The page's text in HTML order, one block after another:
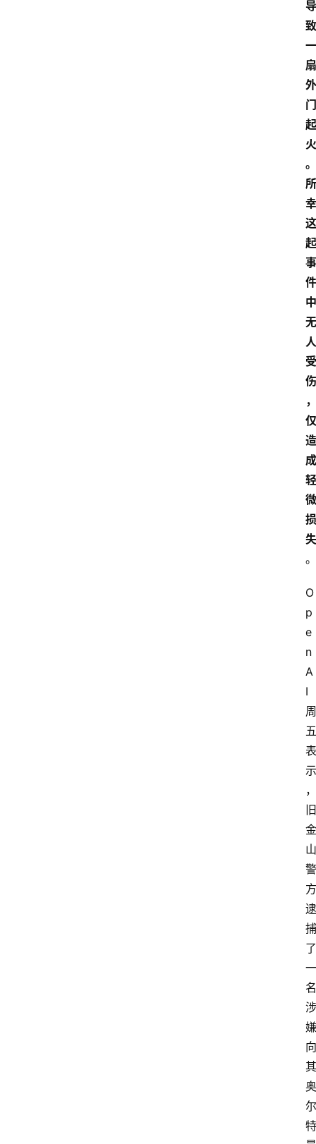
导
致
一
扇
外
门
起
火
。
所
幸
这
起
事
件
中
无
人
受
伤
，
仅
造
成
轻
微
损
失
。
O
p
e
n
A
I
周
五
表
示
，
旧
金
山
警
方
逮
捕
了
一
名
涉
嫌
向
其
奥
尔
特